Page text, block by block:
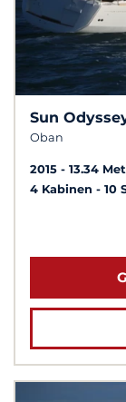
Sun
Oban
2015
13.34
4 Kabinen
10